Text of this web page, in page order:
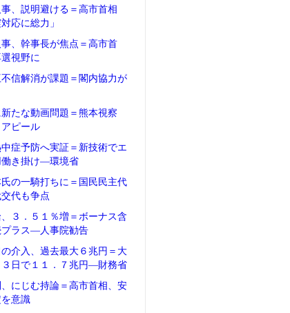
、説明避ける＝高市首相
応に総力」
、幹事長が焦点＝高市首
視野に
信解消が課題＝閣内協力が
たな動画問題＝熊本視察
アピール
症予防へ実証＝新技術でエ
働き掛け―環境省
の一騎打ちに＝国民民主代
代も争点
３．５１％増＝ボーナス含
プラス―人事院勧告
の介入、過去最大６兆円＝大
日で１１．７兆円―財務省
にじむ持論＝高市首相、安
意識